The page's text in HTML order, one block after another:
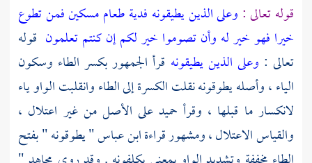
قوله تعالى : وعلى الذين يطيقونه فدية طعام مسكين فمن تطوع
خيرا فهو خير له وأن تصوموا خير لكم إن كنتم تعلمون قوله
تعالى : وعلى الذين يطيقونه قرأ الجمهور بكسر الطاء وسكون
الياء ، وأصله يطوقونه نقلت الكسرة إلى الطاء وانقلبت الواو ياء
لانكسار ما قبلها ، وقرأ حميدعلى الأصل من غير اعتلال ،
والقياس الاعتلال ، ومشهور قراءةابن عباس" يطوقونه " بفتح